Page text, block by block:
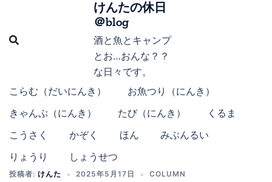
けんたの休日
＠blog
酒と魚とキャンプ
とお…おんな？？
な日々です。
こらむ（だいにんき）
お魚つり（にんき）
きゃんぷ（にんき）
たび（にんき）
くるま
こうさく
かぞく ほん
みぶんるい
りょうり
しょうせつ
投稿者: けんた 2025年5月17日 COLUMN